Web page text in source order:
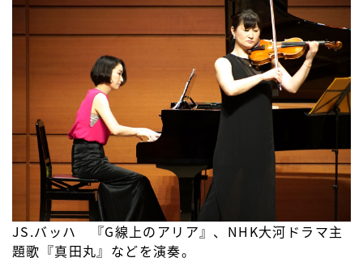
JS.バッハ 『G線上のアリア』、NHK大河ドラマ主
題歌『真田丸』などを演奏。